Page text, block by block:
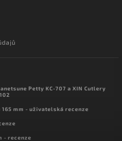
Petty KC-707 a XIN Cutlery
165 mm - uživatelská recenze
- recenze